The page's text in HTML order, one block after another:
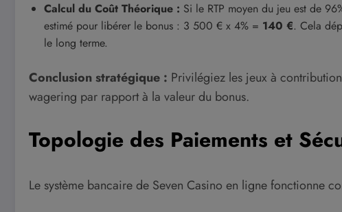
Calcul du Coût Théorique : Si le RTP moyen du jeu est de
estimé pour libérer le bonus : 3 500 € x 4% = 140 €. Cela
le long terme.
Conclusion stratégique : Privilégiez les jeux à
wagering par rapport à la valeur du bonus.
Topologie des Paiements et
Le système bancaire de Seven Casino en ligne fonctionne